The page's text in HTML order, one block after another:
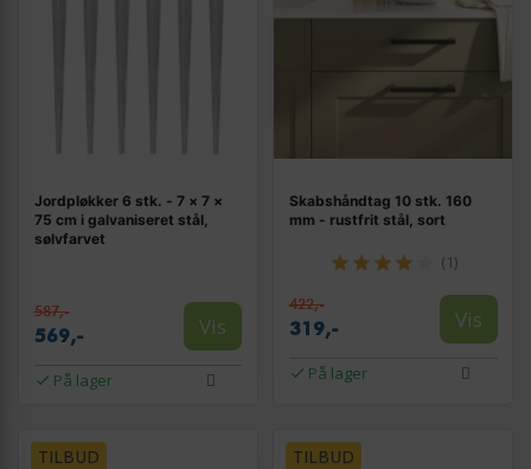
Jordpløkker 6 stk. - 7 × 7 ×
75 cm i galvaniseret stål,
sølvfarvet
587,-
569,- Vis
På lager
Skabshåndtag 10 stk. 160
mm - rustfrit stål, sort
(1)
422,-
319,- Vis
På lager
TILBUD TILBUD